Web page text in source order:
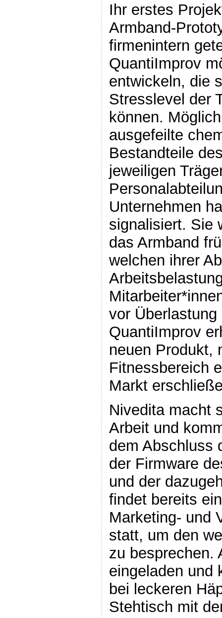
Ihr erstes
Armband-
firmenintern
QuantiImprov
entwickeln, die
Stresslevel der
können.
ausgefeilte
Bestandteile
jeweiligen
Unternehmen
signalisiert. Sie
das Armband
welchen ihrer
vor
QuantiImprov
neuen Produkt,
Fitnessbereich
Markt
Nivedita macht
Arbeit und
dem Abschluss
der Firmware
und der
findet bereits
Marketing- und
statt, um den
zu besprechen.
eingeladen und
bei leckeren
Stehtisch mit